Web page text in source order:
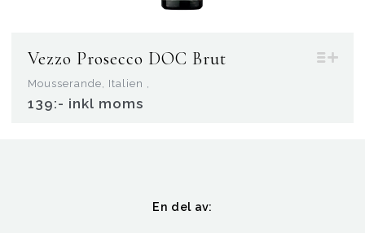
Vezzo Prosecco DOC Brut
Mousserande, Italien ,
139:- inkl moms
En del av: